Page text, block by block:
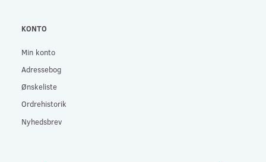
KONTO
Min konto
Adressebog
Ønskeliste
Ordrehistorik
Nyhedsbrev